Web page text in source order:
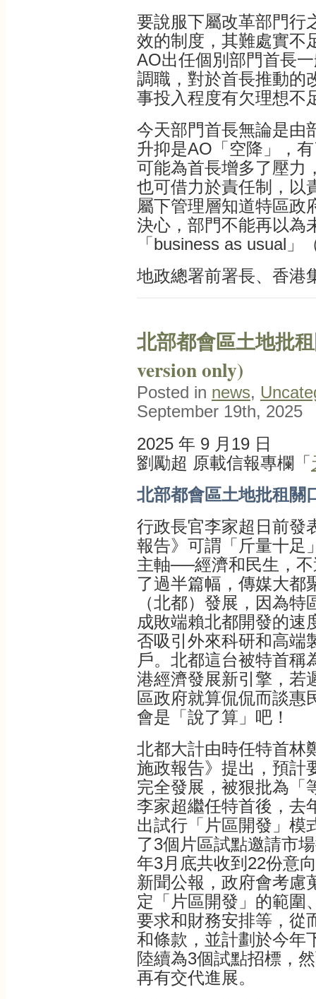
要說服下屬改革部門行
效的制度，其難處實不
AO出任個別部門首長
調職，對於首長推動的
事投入程度有欠理想不
今天部門首長無論是由
升抑是AO「空降」，
可能為首長增多了壓力
也可借力於責任制，以
屬下管理層知道特區政
決心，部門不能再以為
「business as usual」
地政總署前署長、香港
北部都會區土地批
version only)
Posted in news,
September 19th, 2025
2025 年 9 月19 日
劉勵超 原載信報專欄「
北部都會區土地批租關
行政長官李家超日前發
報告》可謂「斤量十足
主軸──經濟和民生，
了過半篇幅，傳媒大都
（北都）發展，因為
成敗端賴北都開發的速
否吸引外來科研和高端
戶。北都這台被特首稱
港經濟發展新引擎，若
區政府就算侃侃而談惠
會是「說了算」吧！
北都大計由時任特首林
施政報告》提出，預計
完全發展，被狠批為「
李家超繼任特首後，去
出試行「片區開發」模
了3個片區試點邀請市
年3月底共收到22份意
新聞公報，政府會考慮
定「片區開發」的範圍
要求和財務安排等，從
和條款，並計劃於今年
陸續為3個試點招標，
再有交代進展。